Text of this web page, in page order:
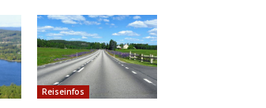
Reiseinfos